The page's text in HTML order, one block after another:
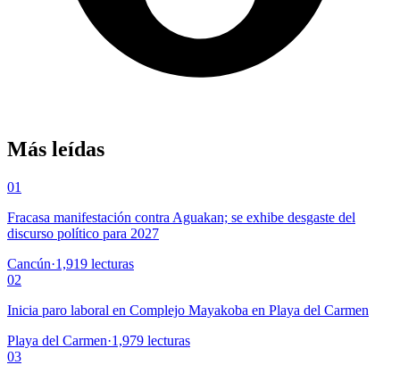
Más leídas
01
Fracasa manifestación contra Aguakan; se exhibe desgaste del
discurso político para 2027
Cancún·1,919 lecturas
02
Inicia paro laboral en Complejo Mayakoba en Playa del Carmen
Playa del Carmen·1,979 lecturas
03